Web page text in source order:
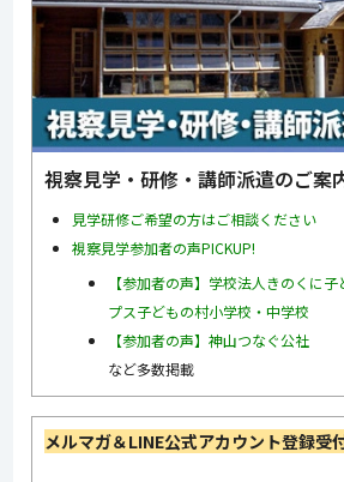
視察見学・研修・講師派遣のご案
見学研修ご希望の方はご相談ください
視察見学参加者の声PICKUP!
【参加者の声】学校法人きのくに
プス子どもの村小学校・中学校
【参加者の声】神山つなぐ公社
など多数掲載
メルマガ＆LINE公式アカウント登録受